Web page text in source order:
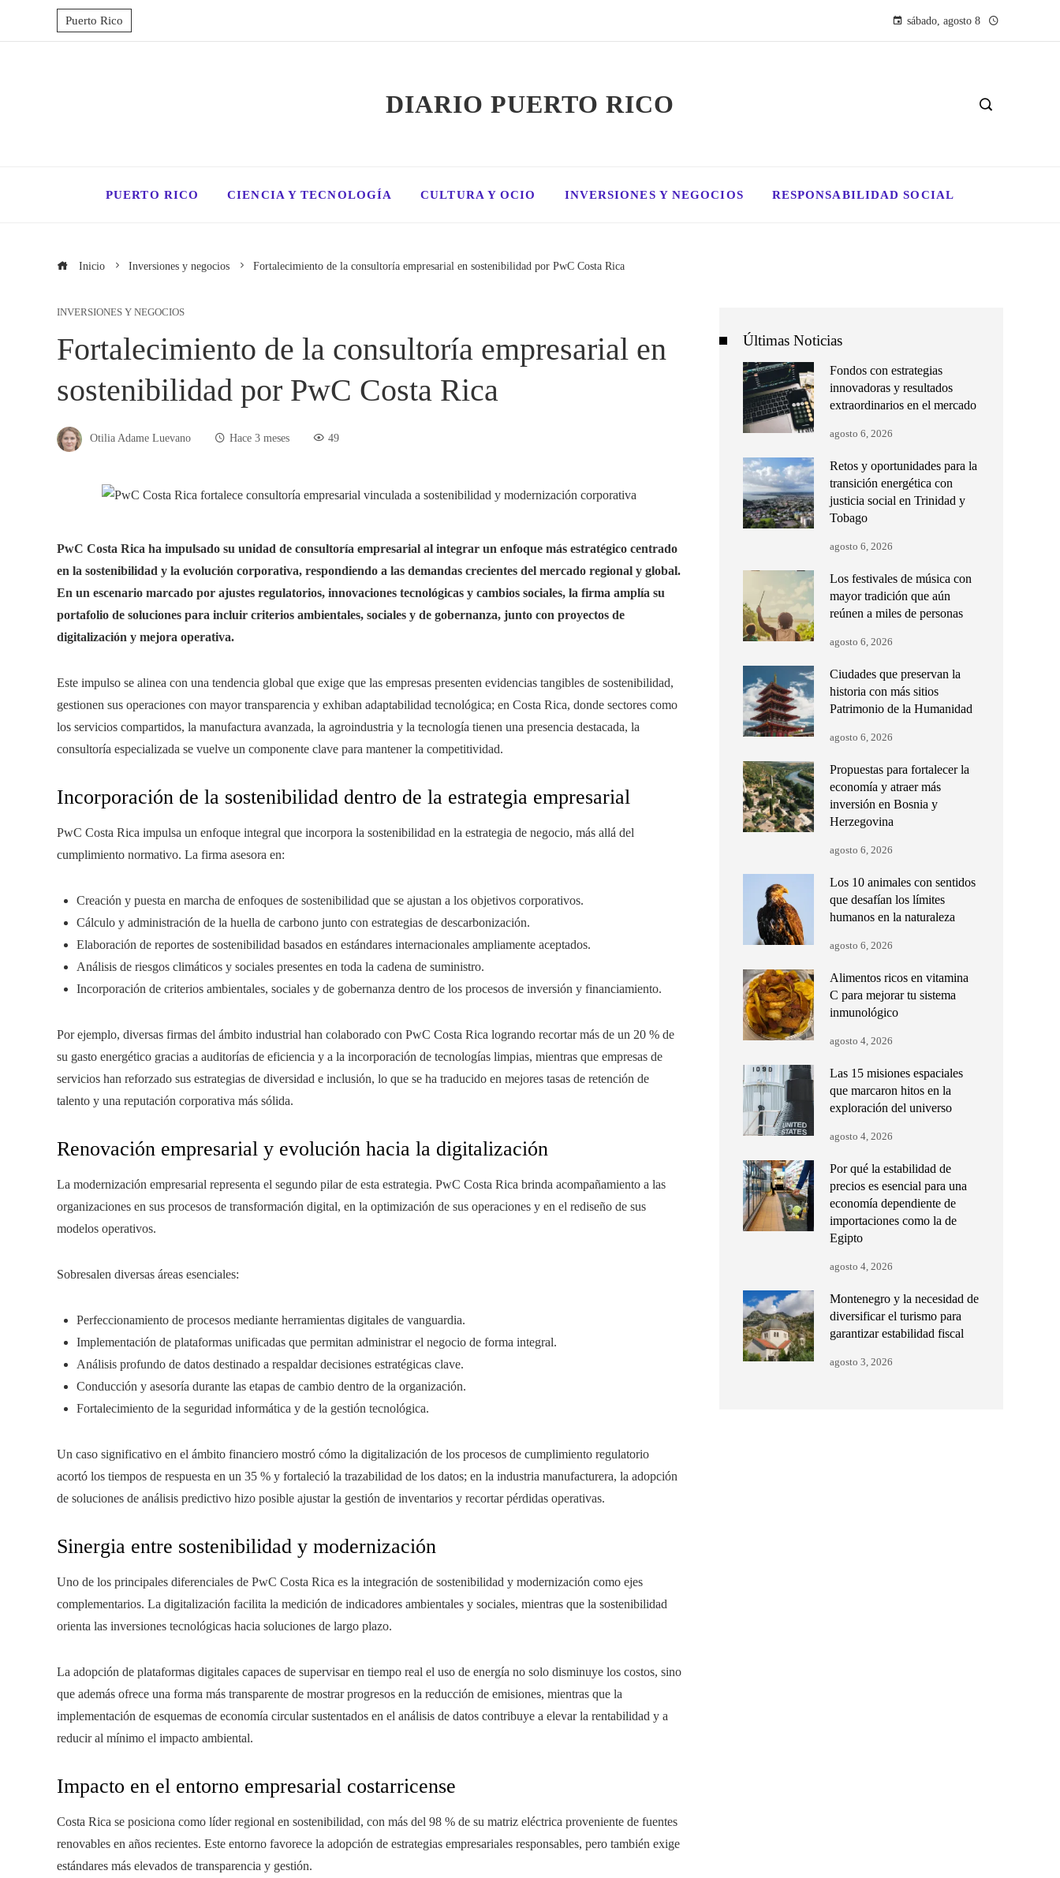
Puerto Rico sábado, agosto 8
DIARIO PUERTO RICO
PUERTO RICO CIENCIA Y TECNOLOGÍA CULTURA Y OCIO INVERSIONES Y NEGOCIOS RESPONSABILIDAD SOCIAL
Inicio Inversiones y negocios Fortalecimiento de la consultoría empresarial en sostenibilidad por PwC Costa Rica
INVERSIONES Y NEGOCIOS
Fortalecimiento de la consultoría empresarial en
sostenibilidad por PwC Costa Rica
Otilia Adame Luevano Hace 3 meses 49
PwC Costa Rica ha impulsado su unidad de consultoría empresarial al integrar un enfoque más estratégico centrado
en la sostenibilidad y la evolución corporativa, respondiendo a las demandas crecientes del mercado regional y global.
En un escenario marcado por ajustes regulatorios, innovaciones tecnológicas y cambios sociales, la firma amplía su
portafolio de soluciones para incluir criterios ambientales, sociales y de gobernanza, junto con proyectos de
digitalización y mejora operativa.
Este impulso se alinea con una tendencia global que exige que las empresas presenten evidencias tangibles de sostenibilidad,
gestionen sus operaciones con mayor transparencia y exhiban adaptabilidad tecnológica; en Costa Rica, donde sectores como
los servicios compartidos, la manufactura avanzada, la agroindustria y la tecnología tienen una presencia destacada, la
consultoría especializada se vuelve un componente clave para mantener la competitividad.
Incorporación de la sostenibilidad dentro de la estrategia empresarial
PwC Costa Rica impulsa un enfoque integral que incorpora la sostenibilidad en la estrategia de negocio, más allá del
cumplimiento normativo. La firma asesora en:
Creación y puesta en marcha de enfoques de sostenibilidad que se ajustan a los objetivos corporativos.
Cálculo y administración de la huella de carbono junto con estrategias de descarbonización.
Elaboración de reportes de sostenibilidad basados en estándares internacionales ampliamente aceptados.
Análisis de riesgos climáticos y sociales presentes en toda la cadena de suministro.
Incorporación de criterios ambientales, sociales y de gobernanza dentro de los procesos de inversión y financiamiento.
Por ejemplo, diversas firmas del ámbito industrial han colaborado con PwC Costa Rica logrando recortar más de un 20 % de
su gasto energético gracias a auditorías de eficiencia y a la incorporación de tecnologías limpias, mientras que empresas de
servicios han reforzado sus estrategias de diversidad e inclusión, lo que se ha traducido en mejores tasas de retención de
talento y una reputación corporativa más sólida.
Renovación empresarial y evolución hacia la digitalización
La modernización empresarial representa el segundo pilar de esta estrategia. PwC Costa Rica brinda acompañamiento a las
organizaciones en sus procesos de transformación digital, en la optimización de sus operaciones y en el rediseño de sus
modelos operativos.
Sobresalen diversas áreas esenciales:
Perfeccionamiento de procesos mediante herramientas digitales de vanguardia.
Implementación de plataformas unificadas que permitan administrar el negocio de forma integral.
Análisis profundo de datos destinado a respaldar decisiones estratégicas clave.
Conducción y asesoría durante las etapas de cambio dentro de la organización.
Fortalecimiento de la seguridad informática y de la gestión tecnológica.
Un caso significativo en el ámbito financiero mostró cómo la digitalización de los procesos de cumplimiento regulatorio
acortó los tiempos de respuesta en un 35 % y fortaleció la trazabilidad de los datos; en la industria manufacturera, la adopción
de soluciones de análisis predictivo hizo posible ajustar la gestión de inventarios y recortar pérdidas operativas.
Sinergia entre sostenibilidad y modernización
Uno de los principales diferenciales de PwC Costa Rica es la integración de sostenibilidad y modernización como ejes
complementarios. La digitalización facilita la medición de indicadores ambientales y sociales, mientras que la sostenibilidad
orienta las inversiones tecnológicas hacia soluciones de largo plazo.
La adopción de plataformas digitales capaces de supervisar en tiempo real el uso de energía no solo disminuye los costos, sino
que además ofrece una forma más transparente de mostrar progresos en la reducción de emisiones, mientras que la
implementación de esquemas de economía circular sustentados en el análisis de datos contribuye a elevar la rentabilidad y a
reducir al mínimo el impacto ambiental.
Impacto en el entorno empresarial costarricense
Costa Rica se posiciona como líder regional en sostenibilidad, con más del 98 % de su matriz eléctrica proveniente de fuentes
renovables en años recientes. Este entorno favorece la adopción de estrategias empresariales responsables, pero también exige
estándares más elevados de transparencia y gestión.
Últimas Noticias
Fondos con estrategias
innovadoras y resultados
extraordinarios en el mercado
agosto 6, 2026
Retos y oportunidades para la
transición energética con
justicia social en Trinidad y
Tobago
agosto 6, 2026
Los festivales de música con
mayor tradición que aún
reúnen a miles de personas
agosto 6, 2026
Ciudades que preservan la
historia con más sitios
Patrimonio de la Humanidad
agosto 6, 2026
Propuestas para fortalecer la
economía y atraer más
inversión en Bosnia y
Herzegovina
agosto 6, 2026
Los 10 animales con sentidos
que desafían los límites
humanos en la naturaleza
agosto 6, 2026
Alimentos ricos en vitamina
C para mejorar tu sistema
inmunológico
agosto 4, 2026
Las 15 misiones espaciales
que marcaron hitos en la
exploración del universo
agosto 4, 2026
Por qué la estabilidad de
precios es esencial para una
economía dependiente de
importaciones como la de
Egipto
agosto 4, 2026
Montenegro y la necesidad de
diversificar el turismo para
garantizar estabilidad fiscal
agosto 3, 2026